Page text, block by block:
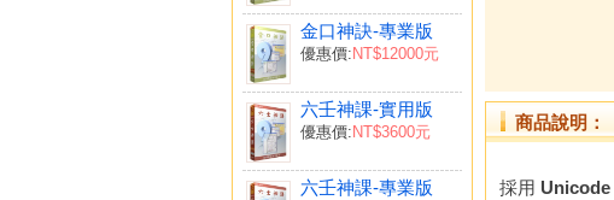
金口神訣-專業版
優惠價: NT$12000元
六壬神課-實用版
優惠價: NT$3600元
六壬神課-專業版
商品說明：
採用 Unicode